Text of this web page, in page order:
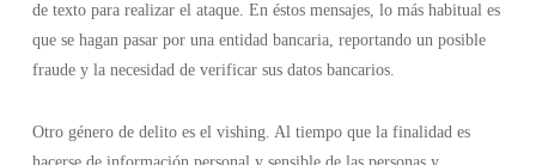
de texto para realizar el ataque. En éstos mensajes, lo más habitual es
que se hagan pasar por una entidad bancaria, reportando un posible
fraude y la necesidad de verificar sus datos bancarios.
Otro género de delito es el vishing. Al tiempo que la finalidad es